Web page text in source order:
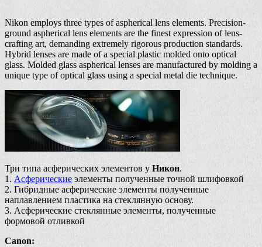
Nikon employs three types of aspherical lens elements. Precision-
ground aspherical lens elements are the finest expression of lens-
crafting art, demanding extremely rigorous production standards.
Hybrid lenses are made of a special plastic molded onto optical
glass. Molded glass aspherical lenses are manufactured by molding a
unique type of optical glass using a special metal die technique.
Три типа асферических элементов у Никон.
1. Асферические элементы полученные точной шлифовкой
2. Гибридные асферические элементы полученные
наплавлением пластика на стеклянную основу.
3. Асферические стеклянные элементы, полученные
формовой отливкой
Canon: